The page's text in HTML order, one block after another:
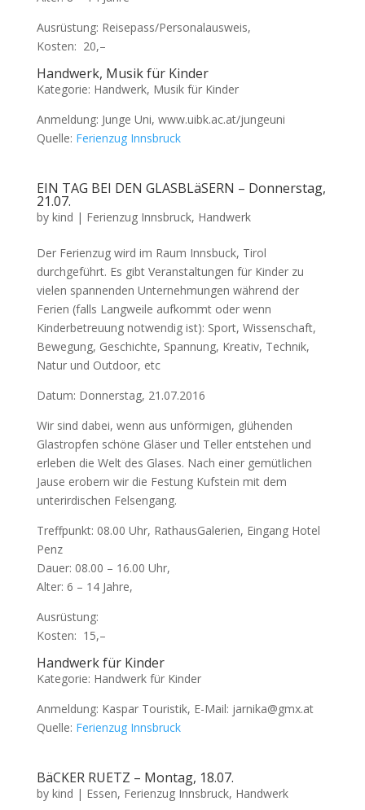
Ausrüstung: Reisepass/Personalausweis,
Kosten:  20,–
Handwerk, Musik für Kinder
Kategorie: Handwerk, Musik für Kinder
Anmeldung: Junge Uni, www.uibk.ac.at/jungeuni
Quelle: Ferienzug Innsbruck
EIN TAG BEI DEN GLASBLäSERN – Donnerstag,
21.07.
by kind | Ferienzug Innsbruck, Handwerk
Der Ferienzug wird im Raum Innsbuck, Tirol
durchgeführt. Es gibt Veranstaltungen für Kinder zu
vielen spannenden Unternehmungen während der
Ferien (falls Langweile aufkommt oder wenn
Kinderbetreuung notwendig ist): Sport, Wissenschaft,
Bewegung, Geschichte, Spannung, Kreativ, Technik,
Natur und Outdoor, etc
Datum: Donnerstag, 21.07.2016
Wir sind dabei, wenn aus unförmigen, glühenden
Glastropfen schöne Gläser und Teller entstehen und
erleben die Welt des Glases. Nach einer gemütlichen
Jause erobern wir die Festung Kufstein mit dem
unterirdischen Felsengang.
Treffpunkt: 08.00 Uhr, RathausGalerien, Eingang Hotel
Penz
Dauer: 08.00 – 16.00 Uhr,
Alter: 6 – 14 Jahre,
Ausrüstung:
Kosten:  15,–
Handwerk für Kinder
Kategorie: Handwerk für Kinder
Anmeldung: Kaspar Touristik, E-Mail: jarnika@gmx.at
Quelle: Ferienzug Innsbruck
BäCKER RUETZ – Montag, 18.07.
by kind | Essen, Ferienzug Innsbruck, Handwerk